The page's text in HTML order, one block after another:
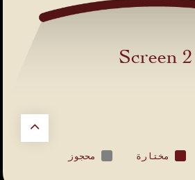
Screen 2
مختارة محجوز